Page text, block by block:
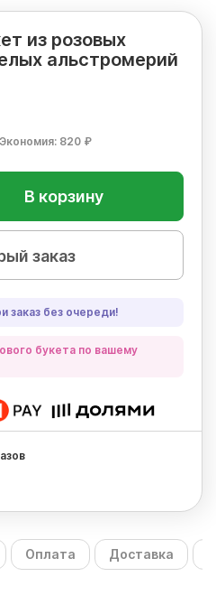
из розовых
альстромерий
Экономия: 820 ₽
В корзину
заказ
заказ без очереди!
букета по вашему
Оплата Доставка